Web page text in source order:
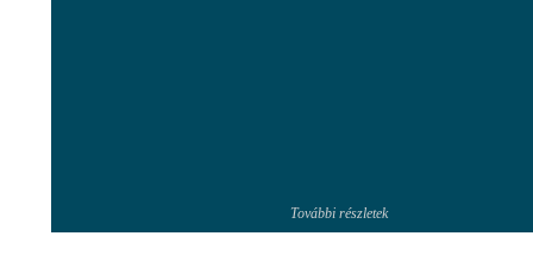
További részletek